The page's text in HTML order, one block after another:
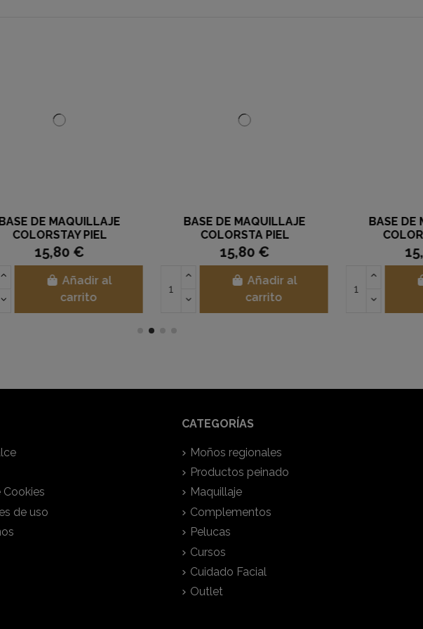
TRUE
al
BASE DE MAQUILLAJE
COLORSTAY PIEL
MIXTA/GRASA 240 MEDIUM
Añadir al
carrito
VITACOLOR 40 ML COLOR F1
Añadir al
carrito
Cookies
de uso
CATEGORÍAS
Moños regionales
Productos peinado
Maquillaje
Complementos
Pelucas
Cursos
Cuidado Facial
Outlet